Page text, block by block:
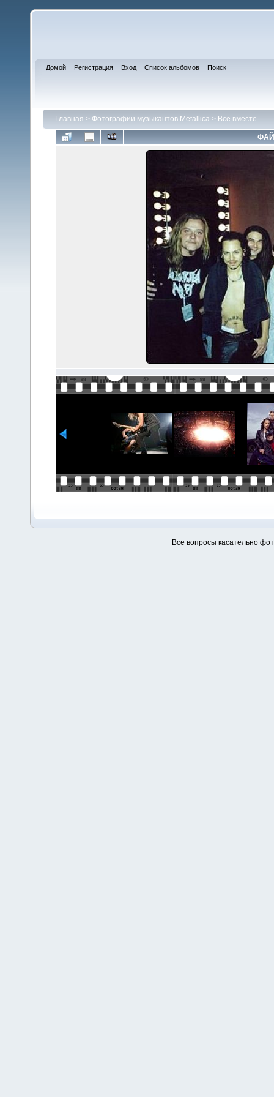
Домой Регистрация Вход Список альбомов Поиск
Главная > Фотографии музыкантов Metallica > Все вместе
Все вопросы касательно